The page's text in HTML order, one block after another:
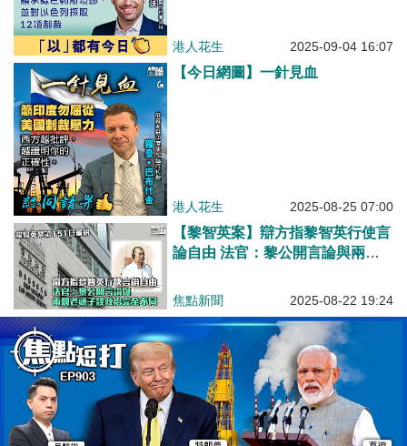
港人花生 2025-09-04 16:07
【今日網圖】一針見血
港人花生 2025-08-25 07:00
【黎智英案】辯方指黎智英行使言
論自由 法官：黎公開言論與兩個
焦點新聞 2025-08-22 19:24